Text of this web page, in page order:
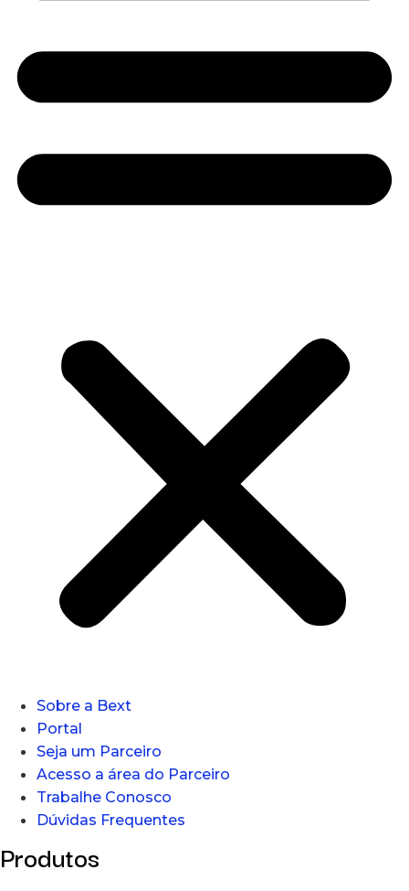
Sobre a Bext
Portal
Seja um Parceiro
Acesso a área do Parceiro
Trabalhe Conosco
Dúvidas Frequentes
Produtos